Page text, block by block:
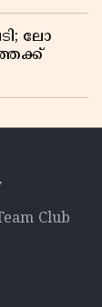
ലോ
Club